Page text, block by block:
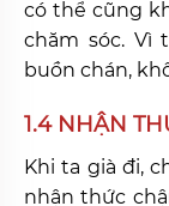
có thể cũng
chăm sóc. Vì
buồn chán,
1.4 NHẬN
Khi ta già đi,
nhận thức